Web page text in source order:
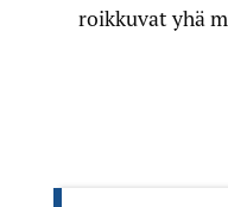
roikkuvat yhä